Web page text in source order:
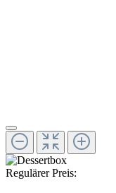
Regulärer Preis: